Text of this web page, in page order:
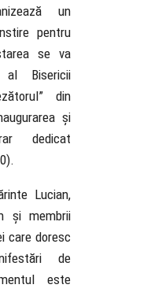
un
pentru
se va
Bisericii
din
și
dedicat
Lucian,
și membrii
care doresc
de
este